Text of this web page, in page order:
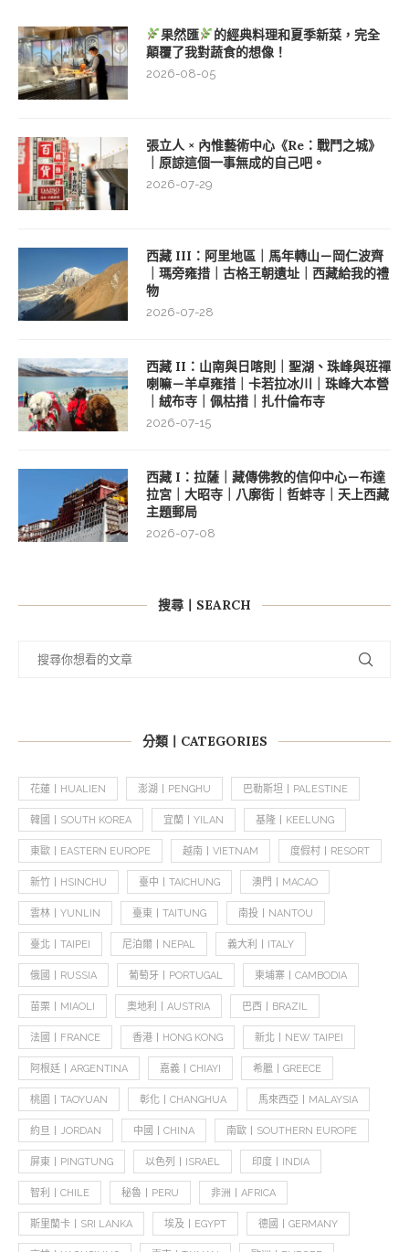
果然匯
的經典料理和夏季新菜，完全
顛覆了我對蔬食的想像！
2026-08-05
張立人 × 內惟藝術中心《Re：戰鬥之城》
｜原諒這個一事無成的自己吧。
2026-07-29
西藏 III：阿里地區｜馬年轉山－岡仁波齊
｜瑪旁雍措｜古格王朝遺址｜西藏給我的禮
物
2026-07-28
西藏 II：山南與日喀則｜聖湖、珠峰與班禪
喇嘛－羊卓雍措｜卡若拉冰川｜珠峰大本營
｜絨布寺｜佩枯措｜扎什倫布寺
2026-07-15
西藏 I：拉薩｜藏傳佛教的信仰中心－布達
拉宮｜大昭寺｜八廓街｜哲蚌寺｜天上西藏
主題郵局
2026-07-08
搜尋丨SEARCH
分類丨CATEGORIES
花蓮丨HUALIEN 澎湖丨PENGHU 巴勒斯坦丨PALESTINE
韓國丨SOUTH KOREA 宜蘭丨YILAN 基隆丨KEELUNG
東歐丨EASTERN EUROPE 越南丨VIETNAM 度假村丨RESORT
新竹丨HSINCHU 臺中丨TAICHUNG 澳門丨MACAO
雲林丨YUNLIN 臺東丨TAITUNG 南投丨NANTOU
臺北丨TAIPEI 尼泊爾丨NEPAL 義大利丨ITALY
俄國丨RUSSIA 葡萄牙丨PORTUGAL 柬埔寨丨CAMBODIA
苗栗丨MIAOLI 奧地利丨AUSTRIA 巴西丨BRAZIL
法國丨FRANCE 香港丨HONG KONG 新北丨NEW TAIPEI
阿根廷丨ARGENTINA 嘉義丨CHIAYI 希臘丨GREECE
桃園丨TAOYUAN 彰化丨CHANGHUA 馬來西亞丨MALAYSIA
約旦丨JORDAN 中國丨CHINA 南歐丨SOUTHERN EUROPE
屏東丨PINGTUNG 以色列丨ISRAEL 印度丨INDIA
智利丨CHILE 秘魯丨PERU 非洲丨AFRICA
斯里蘭卡丨SRI LANKA 埃及丨EGYPT 德國丨GERMANY